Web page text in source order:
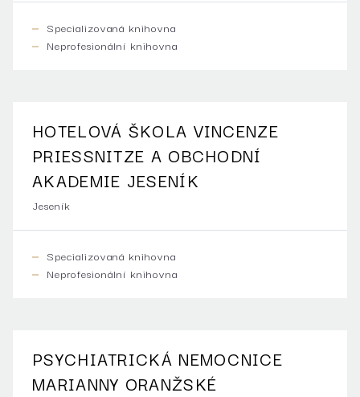
Specializovaná knihovna
Neprofesionální knihovna
HOTELOVÁ ŠKOLA VINCENZE
PRIESSNITZE A OBCHODNÍ
AKADEMIE JESENÍK
Jeseník
Specializovaná knihovna
Neprofesionální knihovna
PSYCHIATRICKÁ NEMOCNICE
MARIANNY ORANŽSKÉ